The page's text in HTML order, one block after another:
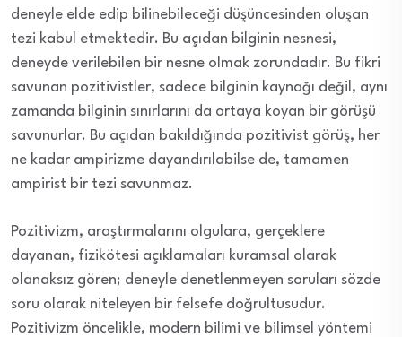
deneyle elde edip bilinebileceği düşüncesinden oluşan
tezi kabul etmektedir. Bu açıdan bilginin nesnesi,
deneyde verilebilen bir nesne olmak zorundadır. Bu fikri
savunan pozitivistler, sadece bilginin kaynağı değil, aynı
zamanda bilginin sınırlarını da ortaya koyan bir görüşü
savunurlar. Bu açıdan bakıldığında pozitivist görüş, her
ne kadar ampirizme dayandırılabilse de, tamamen
ampirist bir tezi savunmaz.
Pozitivizm, araştırmalarını olgulara, gerçeklere
dayanan, fizikötesi açıklamaları kuramsal olarak
olanaksız gören; deneyle denetlenmeyen soruları sözde
soru olarak niteleyen bir felsefe doğrultusudur.
Pozitivizm öncelikle, modern bilimi ve bilimsel yöntemi